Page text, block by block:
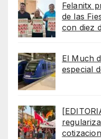
Felanitx
de las
con diez
El Much
especial